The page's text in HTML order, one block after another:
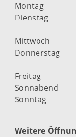
Montag
Dienstag
Mittwoch
Donnerstag
Freitag
Sonnabend
Sonntag
Weitere